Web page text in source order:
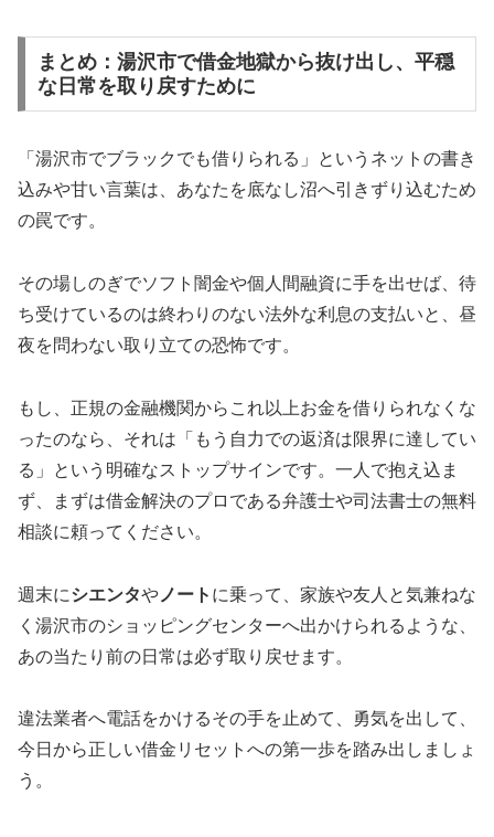
まとめ：湯沢市で借金地獄から抜け出し、平穏
な日常を取り戻すために
「湯沢市でブラックでも借りられる」というネットの書き
込みや甘い言葉は、あなたを底なし沼へ引きずり込むため
の罠です。
その場しのぎでソフト闇金や個人間融資に手を出せば、待
ち受けているのは終わりのない法外な利息の支払いと、昼
夜を問わない取り立ての恐怖です。
もし、正規の金融機関からこれ以上お金を借りられなくな
ったのなら、それは「もう自力での返済は限界に達してい
る」という明確なストップサインです。一人で抱え込ま
ず、まずは借金解決のプロである弁護士や司法書士の無料
相談に頼ってください。
週末にシエンタや ノート に乗って、家族や友人と気兼ねな
く湯沢市のショッピングセンターへ出かけられるような、
あの当たり前の日常は必ず取り戻せます。
違法業者へ電話をかけるその手を止めて、勇気を出して、
今日から正しい借金リセットへの第一歩を踏み出しましょ
う。